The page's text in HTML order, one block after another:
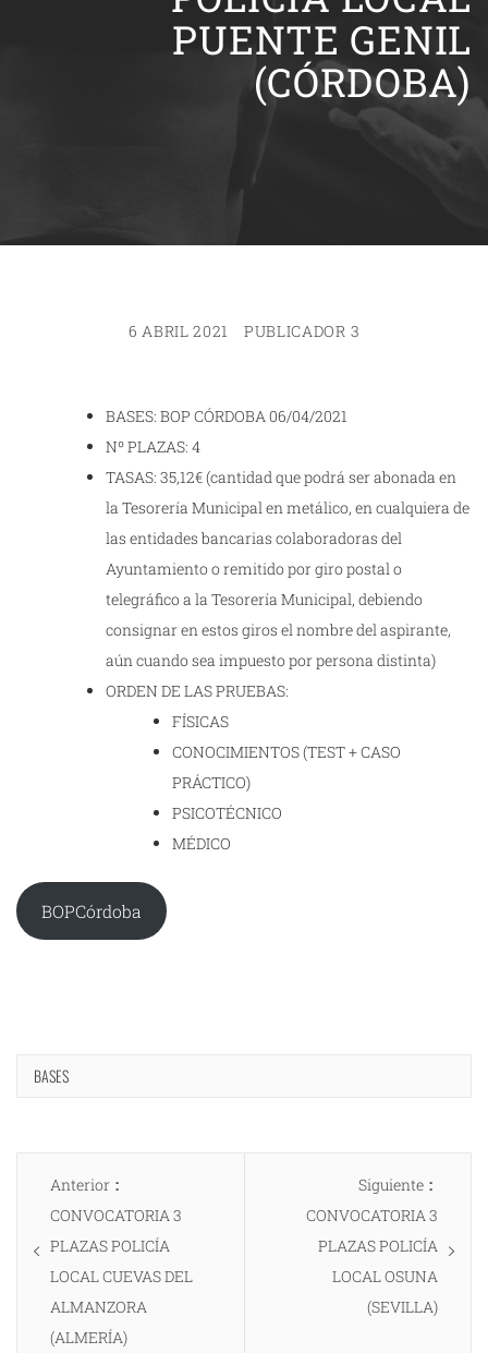
PUENTE GENIL
(CÓRDOBA)
6 ABRIL 2021 PUBLICADOR 3
BASES: BOP CÓRDOBA 06/04/2021
Nº PLAZAS: 4
TASAS: 35,12€ (cantidad que podrá ser abonada en
la Tesorería Municipal en metálico, en cualquiera de
las entidades bancarias colaboradoras del
Ayuntamiento o remitido por giro postal o
telegráfico a la Tesorería Municipal, debiendo
consignar en estos giros el nombre del aspirante,
aún cuando sea impuesto por persona distinta)
ORDEN DE LAS PRUEBAS:
FÍSICAS
CONOCIMIENTOS (TEST + CASO
PRÁCTICO)
PSICOTÉCNICO
MÉDICO
BOPCórdoba
BASES
Navegación
entradas
Anterior
anterior:
CONVOCATORIA 3
PLAZAS POLICÍA
LOCAL CUEVAS DEL
ALMANZORA
(ALMERÍA)
Siguiente
CONVOCATORIA 3
PLAZAS POLICÍA
LOCAL OSUNA
(SEVILLA)